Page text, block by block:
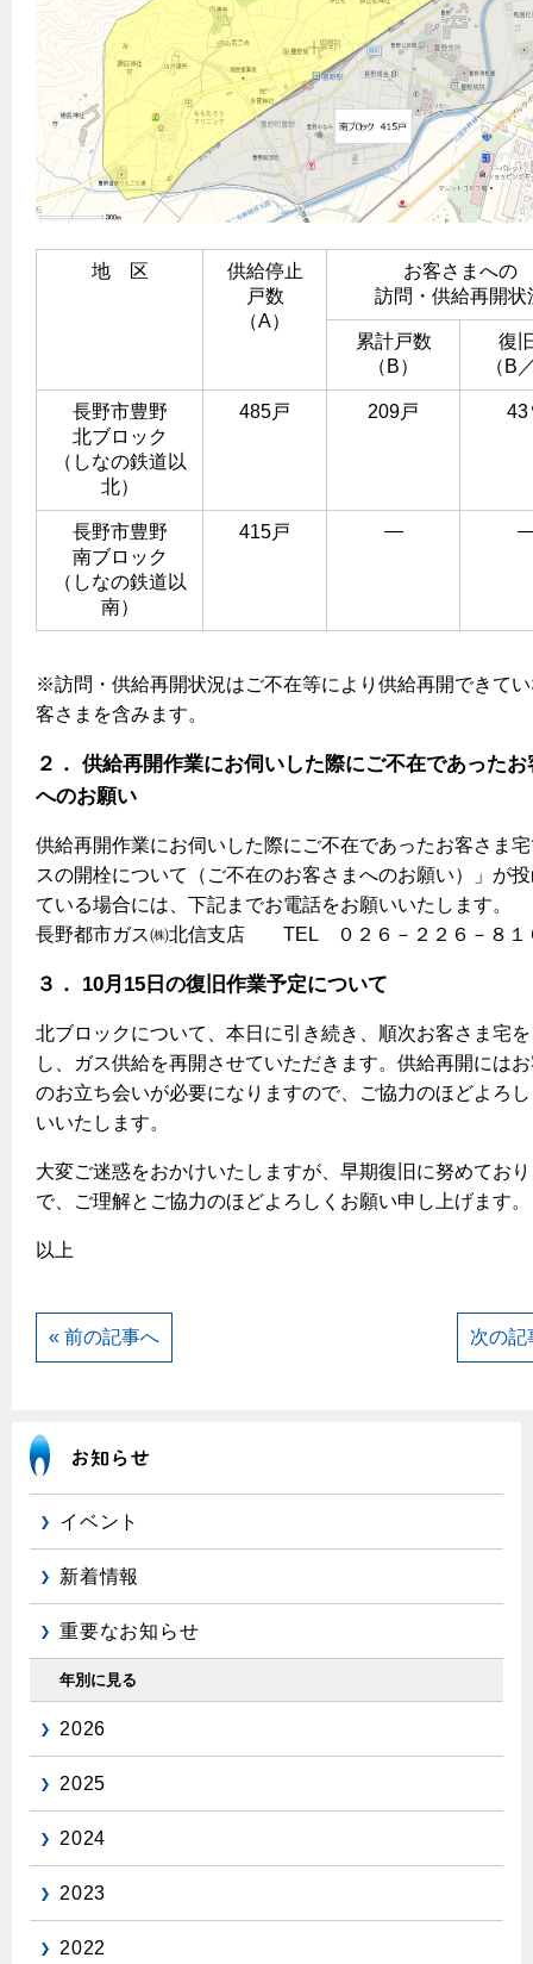
ガス工事について
ガス工事に関する約款・委託要件・内管工事見積単価表
新しく都市ガスをご利用したい方へ
道路・敷地内で工事をされる皆さまへ
ガスを安全にお使いいただくために
古くなったガス管の交換のおすすめ
正しい接続で安全に
長期使用製品安全点検制度について
換気と給排気設備の注意点
冬季の注意
保安体制について
お引越しのときには
ガス使用開始のご案内
ガス使用停止のご案内
インターネット受付
プロパンガスから都市ガスへの切り替え
都市ガス切り替えのメリット
導入事例
都市ガス切り替え事例
バスルーム
エコジョーズ
浴室暖房乾燥機・脱衣室
ミストサウナ
衣類乾燥機
リビング
リフォームについてのお問い合わせ
よくあるご質問
地 区
供給停止
戸数
（A）
お客さまへの
訪問・供給再開状
累計戸数
（B）
復
（B
長野市豊野
北ブロック
（しなの鉄道以
北）
485戸 209戸 43
長野市豊野
南ブロック
（しなの鉄道以
南）
415戸 ―
※訪問・供給再開状況はご不在等により供給再開できて
客さまを含みます。
２． 供給再開作業にお伺いした際にご不在であったお
へのお願い
供給再開作業にお伺いした際にご不在であったお客さま
スの開栓について（ご不在のお客さまへのお願い）」が
ている場合には、下記までお電話をお願いいたします。
長野都市ガス㈱北信支店 TEL ０２６－２２６－８１
３． 10月15日の復旧作業予定について
北ブロックについて、本日に引き続き、順次お客さま宅
し、ガス供給を再開させていただきます。供給再開には
のお立ち会いが必要になりますので、ご協力のほどよろ
いいたします。
大変ご迷惑をおかけいたしますが、早期復旧に努めてお
で、ご理解とご協力のほどよろしくお願い申し上げます。
以上
« 前の記事へ 次の記
イベント
新着情報
重要なお知らせ
年別に見る
2026
2025
2024
2023
2022